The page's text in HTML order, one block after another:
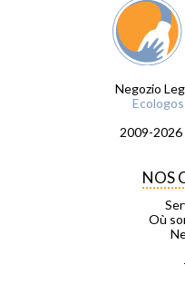
Negozio
Ecologos
2009-
NOS
Où